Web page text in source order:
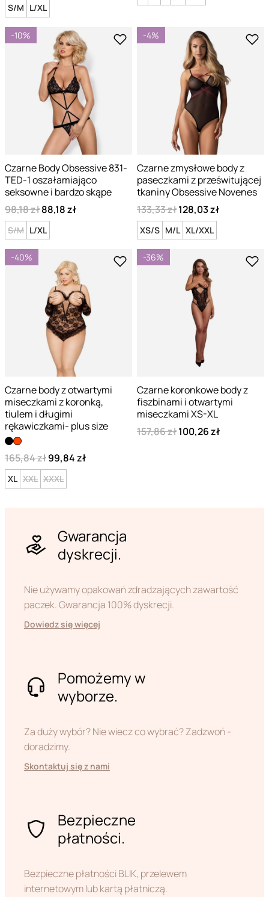
S/M L/XL
-10%
Czarne Body Obsessive 831-
TED-1 oszałamiająco
seksowne i bardzo skąpe
98,18 zł88,18 zł
S/M L/XL
-4%
Czarne zmysłowe body z
paseczkami z prześwitującej
tkaniny Obsessive Novenes
133,33 zł128,03 zł
XS/S M/L XL/XXL
-40%
Czarne body z otwartymi
miseczkami z koronką,
tiulem i długimi
rękawiczkami- plus size
165,84 zł99,84 zł
XL XXL XXXL
-36%
Czarne koronkowe body z
fiszbinami i otwartymi
miseczkami XS-XL
157,86 zł100,26 zł
Gwarancja
dyskrecji.
Nie używamy opakowań zdradzających zawartość
paczek. Gwarancja 100% dyskrecji.
Dowiedz się więcej
Pomożemy w
wyborze.
Za duży wybór? Nie wiecz co wybrać? Zadzwoń -
doradzimy.
Skontaktuj się z nami
Bezpieczne
płatności.
Bezpieczne płatności BLIK, przelewem
internetowym lub kartą płatniczą.